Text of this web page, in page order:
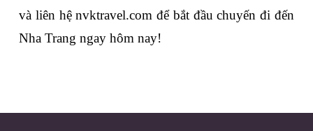
và liên hệ nvktravel.com để bắt đầu chuyến đi đến
Nha Trang ngay hôm nay!